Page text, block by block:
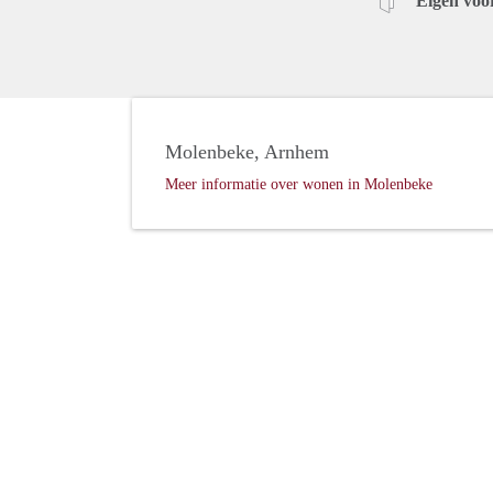
Molenbeke, Arnhem
Meer informatie over wonen in Molenbeke